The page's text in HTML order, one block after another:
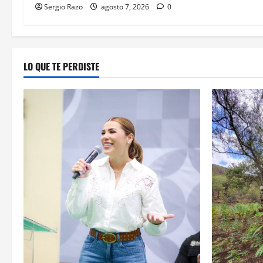
Sergio Razo agosto 7, 2026 0
LO QUE TE PERDISTE